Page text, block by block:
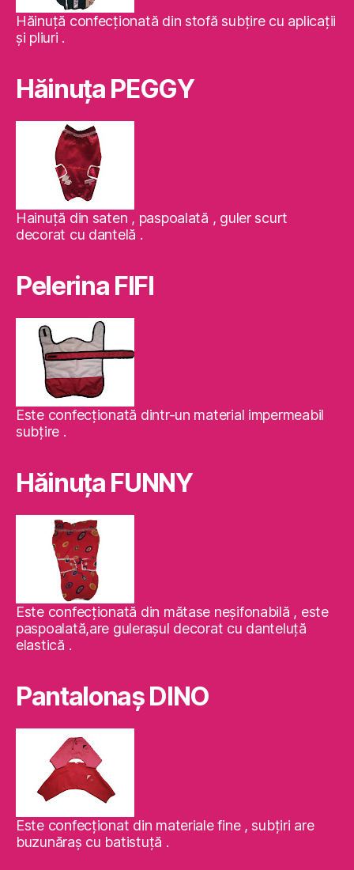
Hăinuţă confecţionată din stofă subţire cu aplicaţii
şi pliuri .
Hăinuţa PEGGY
Hainuţă din saten , paspoalată , guler scurt
decorat cu dantelă .
Pelerina FIFI
Este confecţionată dintr-un material impermeabil
subţire .
Hăinuţa FUNNY
Este confecţionată din mătase neşifonabilă , este
paspoalată,are guleraşul decorat cu danteluţă
elastică .
Pantalonaş DINO
Este confecţionat din materiale fine , subţiri are
buzunăraş cu batistuţă .